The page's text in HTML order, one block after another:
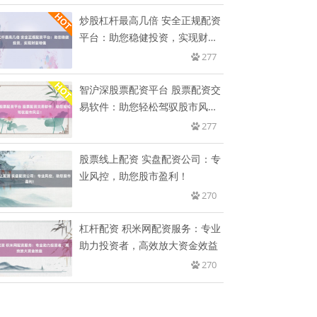
炒股杠杆最高几倍 安全正规配资
平台：助您稳健投资，实现财富
277
智沪深股票配资平台 股票配资交
易软件：助您轻松驾驭股市风
277
股票线上配资 实盘配资公司：专
业风控，助您股市盈利！
270
杠杆配资 积米网配资服务：专业
助力投资者，高效放大资金效益
270